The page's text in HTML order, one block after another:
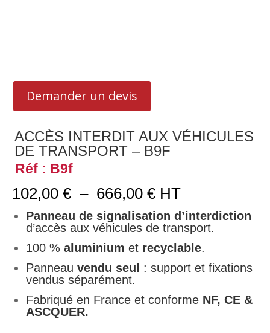
Demander un devis
ACCÈS INTERDIT AUX VÉHICULES
DE TRANSPORT – B9F
Réf : B9f
102,00€ – 666,00€Plage
de
prix :
102,00 €
à
666,00 €
HT
Panneau de signalisation d’interdiction
d’accès aux véhicules de transport.
100 %aluminiumet recyclable.
Panneau vendu seul
: support et fixations
vendus séparément.
Fabriqué en France et conforme NF, CE &
ASCQUER.